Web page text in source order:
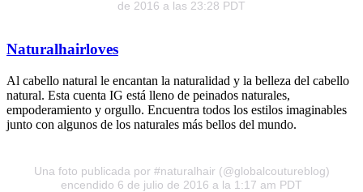
de 2016 a las 23:28 PDT
Naturalhairloves
Al cabello natural le encantan la naturalidad y la belleza del cabello
natural. Esta cuenta IG está lleno de peinados naturales,
empoderamiento y orgullo. Encuentra todos los estilos imaginables
junto con algunos de los naturales más bellos del mundo.
Una foto publicada por #naturalhair (@globalcoutureblog)
encendido 6 de julio de 2016 a la 1:17 am PDT